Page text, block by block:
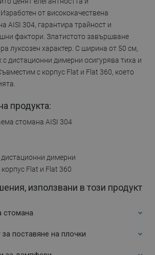
от висококачествена
AISI 304, гарантира трайност и
фактори. Златистото завършване
луксозен характер. С ширина от 50 см,
с дистационни димерни осигурява тиха и
с корпус Flat и Flat 360, което
продукта:
стомана AISI 304
димерни
Flat и Flat 360
използвани в този продукт
стомана
поставяне на плочки